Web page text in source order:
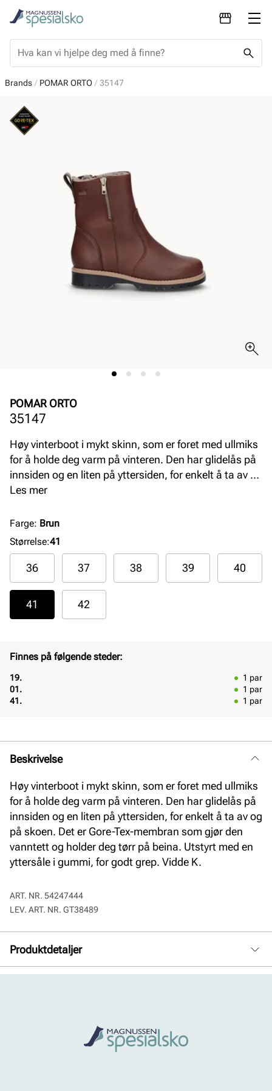
Brands POMAR ORTO 35147
POMAR ORTO
35147
Høy vinterboot i mykt skinn, som er foret med ullmiks
for å holde deg varm på vinteren. Den har glidelås på
innsiden og en liten på yttersiden, for enkelt å ta av og
på skoen. Det er Gore-Tex-membran som gjør den
yttersåle i gummi, for godt grep. Vidde K.
Les mer
Farge: Brun
Størrelse:41
36 37 38 39 40
41 42
Finnes på følgende steder:
19. 1 par
01.
1 par
41.
1 par
Beskrivelse
Høy vinterboot i mykt skinn, som er foret med ullmiks
for å holde deg varm på vinteren. Den har glidelås på
innsiden og en liten på yttersiden, for enkelt å ta av og
på skoen. Det er Gore-Tex-membran som gjør den
vanntett og holder deg tørr på beina. Utstyrt med en
yttersåle i gummi, for godt grep. Vidde K.
ART. NR. 54247444
LEV. ART. NR. GT38489
Produktdetaljer
Membran:Goretex